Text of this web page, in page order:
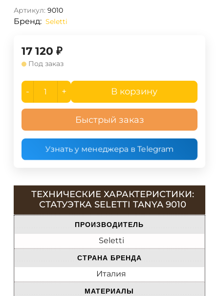
Артикул: 9010
Бренд: Seletti
17 120 ₽
Под заказ
- + В корзину
Быстрый заказ
Узнать у менеджера в Telegram
ТЕХНИЧЕСКИЕ ХАРАКТЕРИСТИКИ:
СТАТУЭТКА SELETTI TANYA 9010
ПРОИЗВОДИТЕЛЬ
Seletti
СТРАНА БРЕНДА
Италия
МАТЕРИАЛЫ